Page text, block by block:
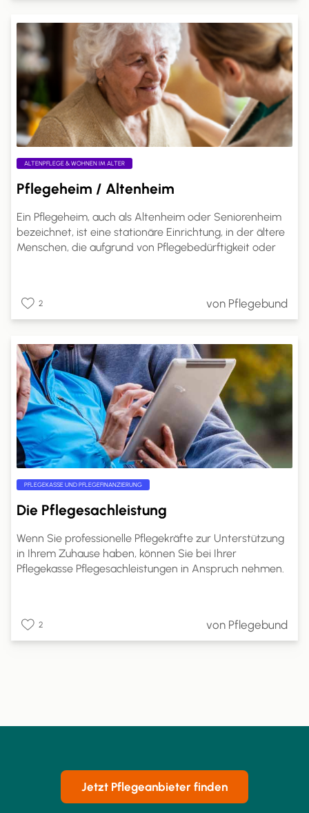
Bedürfnisse und Lebenssituationen.
ALTENPFLEGE & WOHNEN IM ALTER
Pflegeheim / Altenheim
Ein Pflegeheim, auch als Altenheim oder Seniorenheim
bezeichnet, ist eine stationäre Einrichtung, in der ältere
Menschen, die aufgrund von Pflegebedürftigkeit oder
Einrichtungen, die rund um die Uhr professionelle Pflege
und Unterstützung bieten.
2 von Pflegebund
PFLEGEKASSE UND PFLEGEFINANZIERUNG
Die Pflegesachleistung
Wenn Sie professionelle Pflegekräfte zur Unterstützung
in Ihrem Zuhause haben, können Sie bei Ihrer
Pflegekasse Pflegesachleistungen in Anspruch nehmen.
können, wie hoch Ihr Anspruch ist und wie Sie die
Pflegesachleistungen beantragen können.
2 von Pflegebund
Jetzt Pflegeanbieter finden